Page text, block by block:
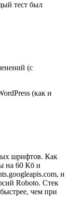
тест был
(с
шрифтов. Как
на 60 Кб и
и
Roboto. Стек
чем при